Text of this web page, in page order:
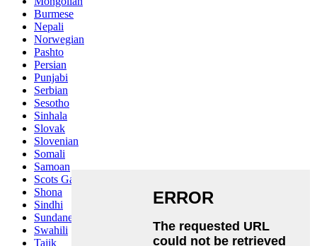
Burmese
Nepali
Norwegian
Pashto
Persian
Punjabi
Serbian
Sesotho
Sinhala
Slovak
Slovenian
Somali
Samoan
Scots Gaelic
Shona
Sindhi
Sundanese
Swahili
Tajik